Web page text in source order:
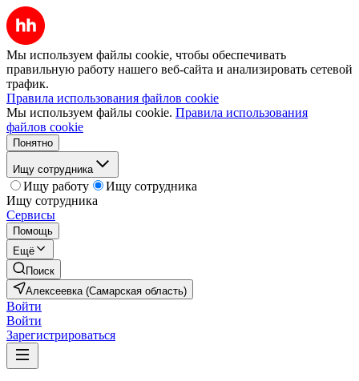
Мы используем файлы cookie, чтобы обеспечивать
правильную работу нашего веб-сайта и анализировать сетевой
трафик.
Правила использования файлов cookie
Мы используем файлы cookie. Правила использования
файлов cookie
Понятно
Ищу сотрудника
Ищу работу
Ищу сотрудника
Ищу сотрудника
Сервисы
Помощь
Ещё
Поиск
Алексеевка (Самарская область)
Войти
Войти
Зарегистрироваться